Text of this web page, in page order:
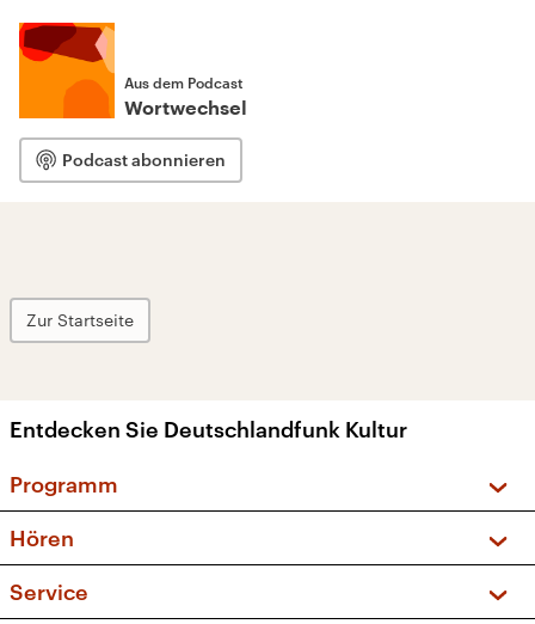
Aus dem Podcast
Wortwechsel
Podcast abonnieren
Zur Startseite
Entdecken Sie Deutschlandfunk Kultur
Programm
Sendungen und Podcasts
Musikliste
Hören
Service